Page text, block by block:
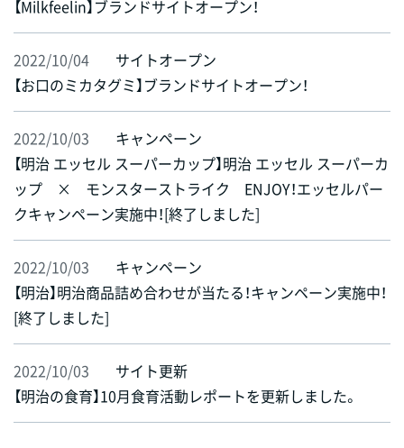
【Milkfeelin】ブランドサイトオープン！
2022/10/04
サイトオープン
【お口のミカタグミ】ブランドサイトオープン！
2022/10/03
キャンペーン
【明治 エッセル スーパーカップ】明治 エッセル スーパーカ
ップ × モンスターストライク ENJOY！エッセルパー
クキャンペーン実施中！[終了しました]
2022/10/03
キャンペーン
【明治】明治商品詰め合わせが当たる！キャンペーン実施中！
[終了しました]
2022/10/03
サイト更新
【明治の食育】10月食育活動レポートを更新しました。